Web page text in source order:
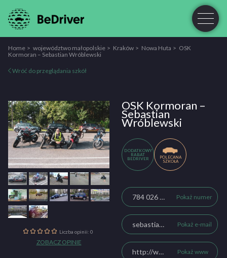
Home województwo małopolskie Kraków Nowa Huta
OSK
Kormoran – Sebastian Wróblewski
Wróć do przeglądania szkół
Liczba opinii: 0
ZOBACZ OPINIE
OSK Kormoran –
Sebastian
Wróblewski
DODATKOWY
RABAT
BEDRIVER
POLECANA
SZKOŁA
784 026 267 Pokaż numer
sebastianwroblewski18@gmail.com Pokaż e-mail
http://www.kormoran.krakow.pl/ Pokaż www